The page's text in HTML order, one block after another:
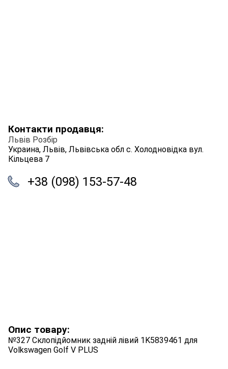
Контакти продавця:
Львів Розбір
Украина, Львів, Львівська обл с. Холодновідка вул.
Кільцева 7
+38 (098) 153-57-48
Опис товару:
№327 Склопідйомник задній лівий 1K5839461 для
Volkswagen Golf V PLUS